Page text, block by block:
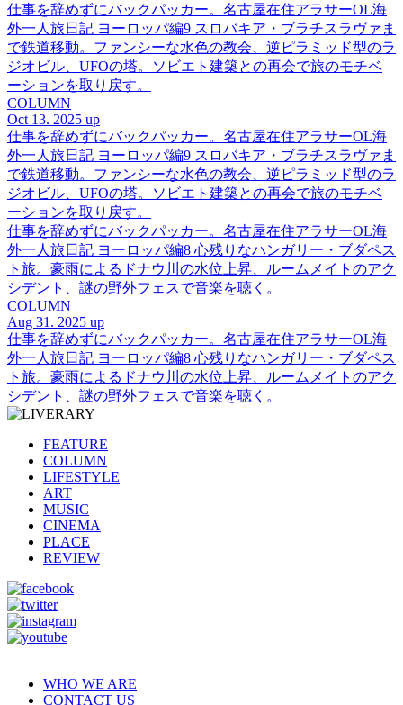
仕事を辞めずにバックパッカー。名古屋在住アラサーOL海
外一人旅日記 ヨーロッパ編9 スロバキア・ブラチスラヴァま
で鉄道移動。ファンシーな水色の教会、逆ピラミッド型のラ
ジオビル、UFOの塔。ソビエト建築との再会で旅のモチベ
ーションを取り戻す。
COLUMN
Oct 13. 2025 up
仕事を辞めずにバックパッカー。名古屋在住アラサーOL海
外一人旅日記 ヨーロッパ編9 スロバキア・ブラチスラヴァま
で鉄道移動。ファンシーな水色の教会、逆ピラミッド型のラ
ジオビル、UFOの塔。ソビエト建築との再会で旅のモチベ
ーションを取り戻す。
仕事を辞めずにバックパッカー。名古屋在住アラサーOL海
外一人旅日記 ヨーロッパ編8 心残りなハンガリー・ブダペス
ト旅。豪雨によるドナウ川の水位上昇、ルームメイトのアク
シデント、謎の野外フェスで音楽を聴く。
COLUMN
Aug 31. 2025 up
仕事を辞めずにバックパッカー。名古屋在住アラサーOL海
外一人旅日記 ヨーロッパ編8 心残りなハンガリー・ブダペス
ト旅。豪雨によるドナウ川の水位上昇、ルームメイトのアク
シデント、謎の野外フェスで音楽を聴く。
FEATURE
COLUMN
LIFESTYLE
ART
MUSIC
CINEMA
PLACE
REVIEW
WHO WE ARE
CONTACT US